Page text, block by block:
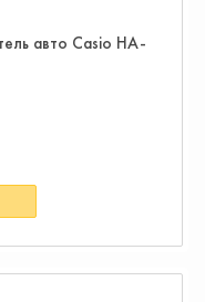
авто Casio HA-